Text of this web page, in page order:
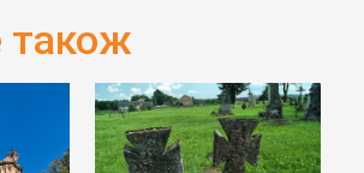
також